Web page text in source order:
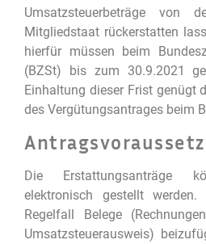
Umsatzsteuerbeträge von
Mitgliedstaat rückerstatten
hierfür müssen beim
(BZSt) bis zum 30.9.2021
Einhaltung dieser Frist genügt
des Vergütungsantrages beim
Die Erstattungsanträge
elektronisch gestellt
Regelfall Belege
Umsatzsteuerausweis)